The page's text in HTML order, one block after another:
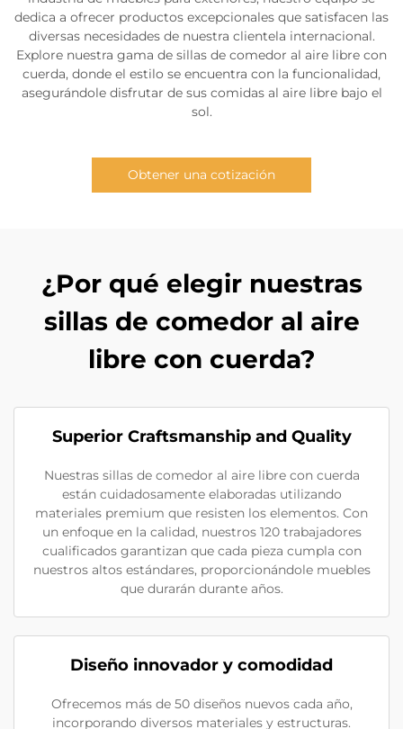
dedica a ofrecer productos excepcionales que satisfacen las
diversas necesidades de nuestra clientela internacional.
Explore nuestra gama de sillas de comedor al aire libre con
cuerda, donde el estilo se encuentra con la funcionalidad,
asegurándole disfrutar de sus comidas al aire libre bajo el
sol.
Obtener una cotización
¿Por qué elegir nuestras
sillas de comedor al aire
libre con cuerda?
Superior Craftsmanship and Quality
Nuestras sillas de comedor al aire libre con cuerda
están cuidadosamente elaboradas utilizando
materiales premium que resisten los elementos. Con
un enfoque en la calidad, nuestros 120 trabajadores
cualificados garantizan que cada pieza cumpla con
nuestros altos estándares, proporcionándole muebles
que durarán durante años.
Diseño innovador y comodidad
Ofrecemos más de 50 diseños nuevos cada año,
incorporando diversos materiales y estructuras.